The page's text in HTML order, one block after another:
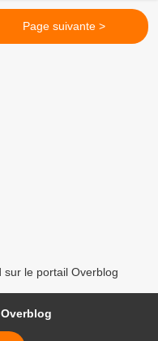
Page suivante >
sur le portail Overblog